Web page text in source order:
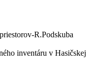
R.Podskuba
inventáru v Hasičskej